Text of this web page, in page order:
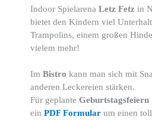
Indoor Spielarena Letz Fetz in
bietet den Kindern viel
Trampolins, einem großen
vielem mehr!
ImBistro kann man sich mit
anderen Leckereien stärken.
Für geplanteGeburtstagsfeiern
einPDF Formular um einen